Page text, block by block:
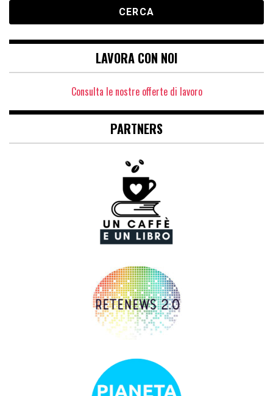
LAVORA CON NOI
Consulta le nostre offerte di lavoro
PARTNERS